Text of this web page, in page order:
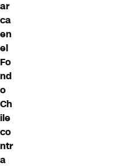
ar
ca
en
el
Fo
nd
o
Ch
ile
co
ntr
a